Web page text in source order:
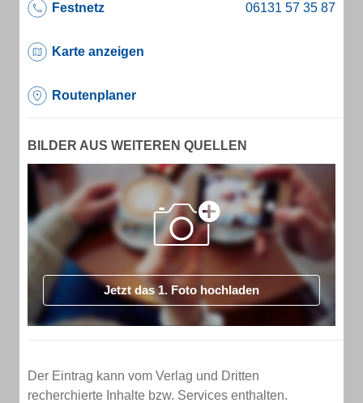
Festnetz
Karte anzeigen
Routenplaner
BILDER AUS WEITEREN QUELLEN
Jetzt das 1. Foto hochladen
Der Eintrag kann vom Verlag und Dritten
recherchierte Inhalte bzw. Services enthalten.